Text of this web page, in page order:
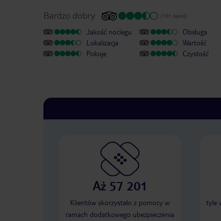
Bardzo dobry (101 opinii)
Jakość noclegu
Lokalizacja
Pokoje
Obsługa
Wartość
Czystość
Aż 57 201
Klientów skorzystało z pomocy w
ramach dodatkowego ubezpieczenia
tyle